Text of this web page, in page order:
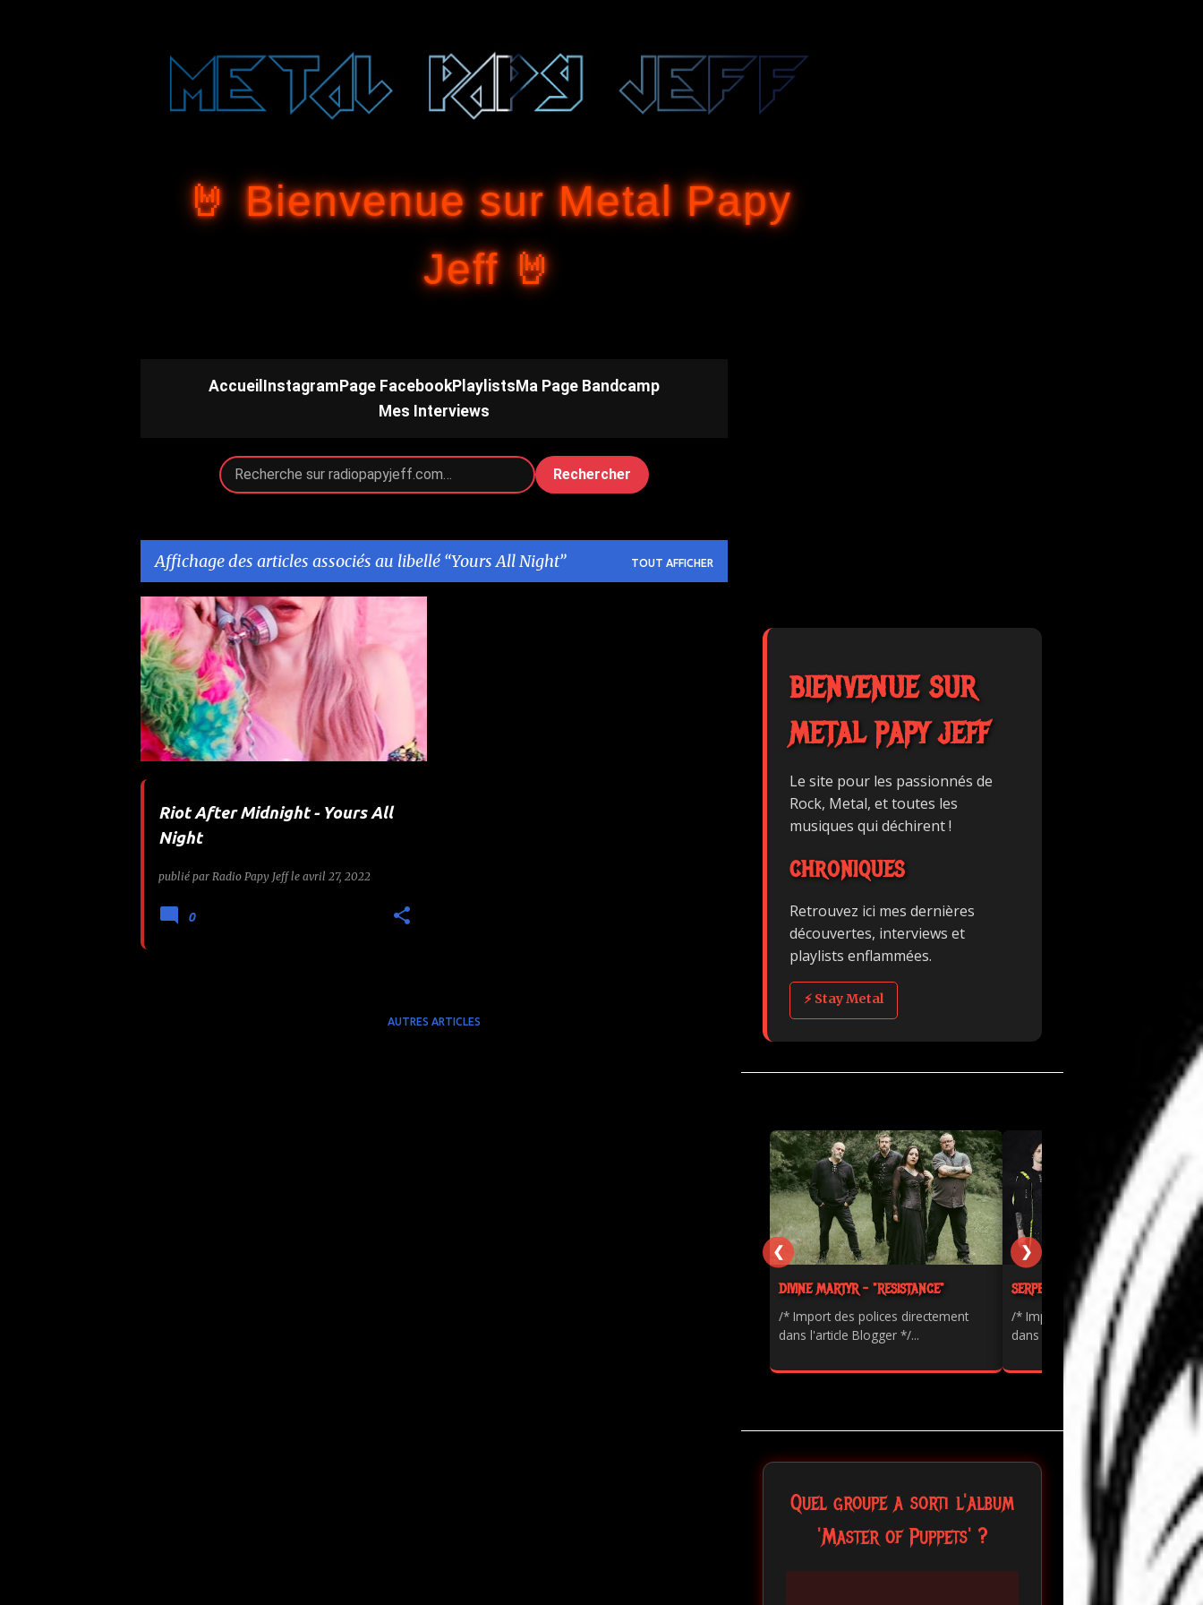
🤘 Bienvenue sur Metal Papy
Jeff 🤘
Accueil Instagram Page FacebookPlaylists Ma Page Bandcamp
Mes Interviews
Rechercher
Affichage des articles associés au libellé Yours All Night TOUT AFFICHER
A
r
t
i
c
Riot After Midnight - Yours All
Night
publié par Radio Papy Jeff le avril 27, 2022
RIOT AFTER MIDNIGHT YOURS ALL NIGHT
0
AUTRES ARTICLES
BIENVENUE SUR
METAL PAPY JEFF
Le site pour les passionnés de
Rock, Metal, et toutes les
musiques qui déchirent !
CHRONIQUES
Retrouvez ici mes dernières
découvertes, interviews et
playlists enflammées.
⚡ Stay Metal
DIVINE MARTYR - "RESISTANCE"
/* Import des polices directement
dans l'article Blogger */...
SERPENTS - "PAINKILLER"
/* Import des polices directement
dans l'article Blogger */...
❮ ❯
Quel groupe a sorti l'album
'Master of Puppets' ?